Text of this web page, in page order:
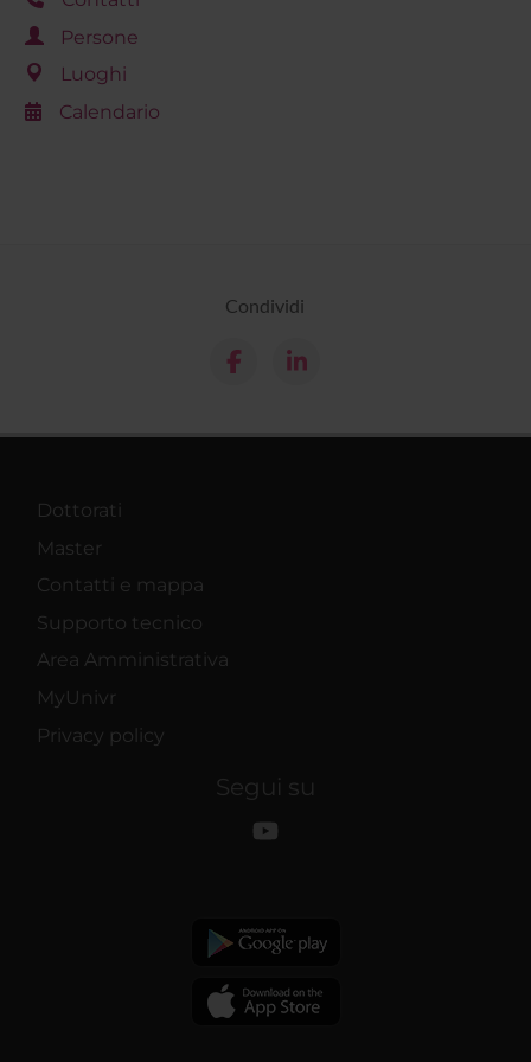
Persone
Luoghi
Calendario
Condividi
Dottorati
Master
Contatti e mappa
Supporto tecnico
Area Amministrativa
MyUnivr
Privacy policy
Segui su